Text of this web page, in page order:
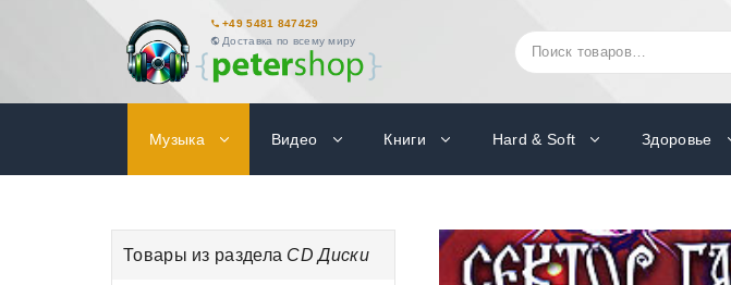
+49 5481 847429
Доставка по всему миру
Искать:
Музыка Видео Книги Hard & Soft Здоровье
Товары из раздела CD Диски